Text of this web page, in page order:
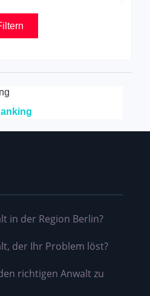
in der Region Berlin?
der Ihr Problem löst?
richtigen Anwalt zu